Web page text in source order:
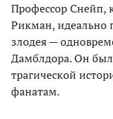
Профессор Снейп,
Рикман, идеально
злодея —
Дамблдора. Он
трагической
фанатам.